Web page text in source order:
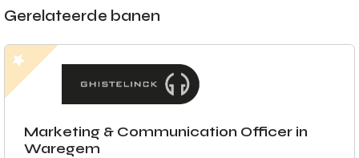
Gerelateerde banen
Marketing & Communication Officer in
Waregem